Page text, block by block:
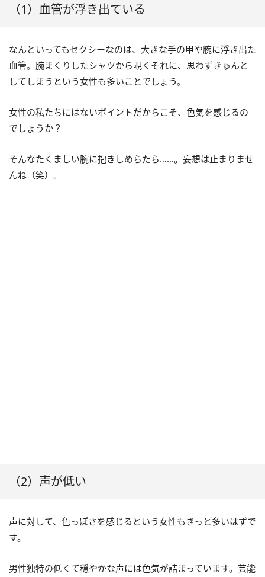
（1）血管が浮き出ている
なんといってもセクシーなのは、大きな手の甲や腕に浮き出た
血管。腕まくりしたシャツから覗くそれに、思わずきゅんと
してしまうという女性も多いことでしょう。
女性の私たちにはないポイントだからこそ、色気を感じるの
でしょうか？
そんなたくましい腕に抱きしめらたら……。妄想は止まりませ
んね（笑）。
（2）声が低い
声に対して、色っぽさを感じるという女性もきっと多いはずで
す。
男性独特の低くて穏やかな声には色気が詰まっています。芸能